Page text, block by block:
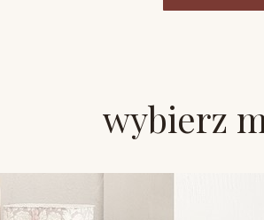
wybierz